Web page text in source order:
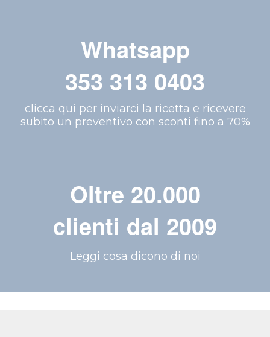
Whatsapp
353 313 0403
clicca qui per inviarci la ricetta e ricevere
subito un preventivo con sconti fino a 70%
Oltre 20.000
clienti dal 2009
Leggi cosa dicono di noi